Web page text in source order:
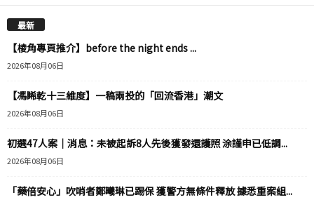
最新
【棱角專頁推介】before the night ends ...
2026年08月06日
【馮睎乾十三維度】一稿兩投的「回流香港」潮文
2026年08月06日
初選47人案｜消息：未被起訴8人先後獲發還護照 涂謹申已低調...
2026年08月06日
「藥倍安心」吹哨者鄭曦琳已踢保 獲警方無條件釋放 據悉重案組...